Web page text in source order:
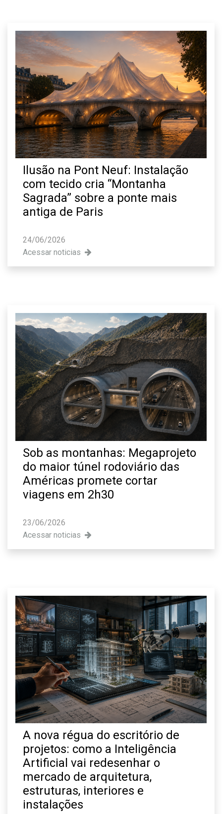
Ilusão na Pont Neuf: Instalação
com tecido cria “Montanha
Sagrada” sobre a ponte mais
antiga de Paris
24/06/2026
Acessar noticias
Sob as montanhas: Megaprojeto
do maior túnel rodoviário das
Américas promete cortar
viagens em 2h30
23/06/2026
Acessar noticias
A nova régua do escritório de
projetos: como a Inteligência
Artificial vai redesenhar o
mercado de arquitetura,
estruturas, interiores e
instalações